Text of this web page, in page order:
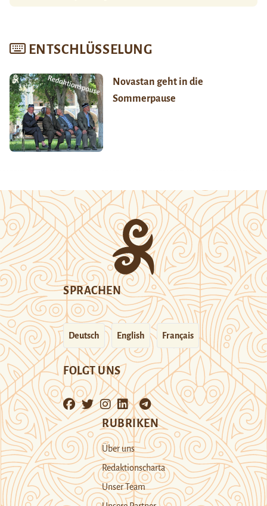
ENTSCHLÜSSELUNG
Novastan geht in die
Sommerpause
SPRACHEN
Deutsch English Français
FOLGT UNS
RUBRIKEN
Über uns
Redaktionscharta
Unser Team